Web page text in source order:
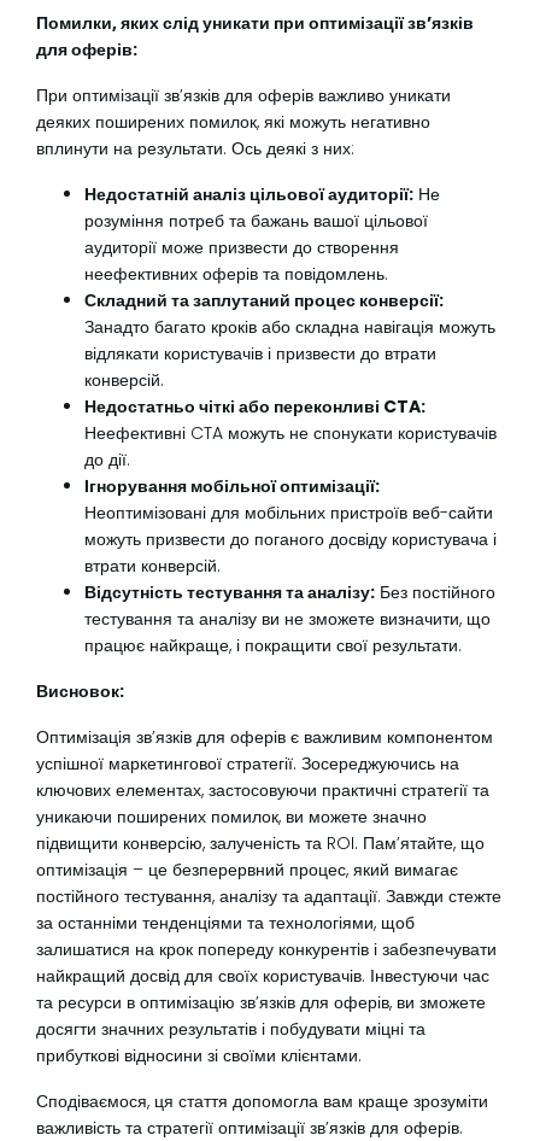
Помилки, яких слід уникати при оптимізації зв’язків
для оферів:
При оптимізації зв’язків для оферів важливо уникати
деяких поширених помилок, які можуть негативно
вплинути на результати. Ось деякі з них:
Недостатній аналіз цільової аудиторії: Не
розуміння потреб та бажань вашої цільової
аудиторії може призвести до створення
неефективних оферів та повідомлень.
Складний та заплутаний процес конверсії:
Занадто багато кроків або складна навігація можуть
відлякати користувачів і призвести до втрати
конверсій.
Недостатньо чіткі або переконливі CTA:
Неефективні CTA можуть не спонукати користувачів
до дії.
Ігнорування мобільної оптимізації:
Неоптимізовані для мобільних пристроїв веб-сайти
можуть призвести до поганого досвіду користувача і
втрати конверсій.
Відсутність тестування та аналізу: Без постійного
тестування та аналізу ви не зможете визначити, що
працює найкраще, і покращити свої результати.
Висновок:
Оптимізація зв’язків для оферів є важливим компонентом
успішної маркетингової стратегії. Зосереджуючись на
ключових елементах, застосовуючи практичні стратегії та
уникаючи поширених помилок, ви можете значно
підвищити конверсію, залученість та ROI. Пам’ятайте, що
оптимізація – це безперервний процес, який вимагає
постійного тестування, аналізу та адаптації. Завжди стежте
за останніми тенденціями та технологіями, щоб
залишатися на крок попереду конкурентів і забезпечувати
найкращий досвід для своїх користувачів. Інвестуючи час
та ресурси в оптимізацію зв’язків для оферів, ви зможете
досягти значних результатів і побудувати міцні та
прибуткові відносини зі своїми клієнтами.
Сподіваємося, ця стаття допомогла вам краще зрозуміти
важливість та стратегії оптимізації зв’язків для оферів.